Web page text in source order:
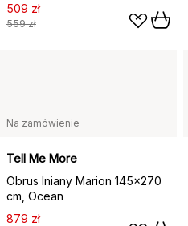
509 zł
559 zł
Na zamówienie
Tell Me More
Obrus lniany Marion 145x270
cm, Ocean
879 zł